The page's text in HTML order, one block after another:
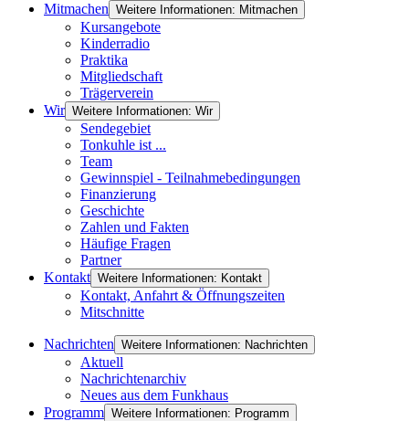
Mitmachen Weitere Informationen: Mitmachen
Kursangebote
Kinderradio
Praktika
Mitgliedschaft
Trägerverein
Wir Weitere Informationen: Wir
Sendegebiet
Tonkuhle ist ...
Team
Gewinnspiel - Teilnahmebedingungen
Finanzierung
Geschichte
Zahlen und Fakten
Häufige Fragen
Partner
Kontakt Weitere Informationen: Kontakt
Kontakt, Anfahrt & Öffnungszeiten
Mitschnitte
Nachrichten Weitere Informationen: Nachrichten
Aktuell
Nachrichtenarchiv
Neues aus dem Funkhaus
Programm Weitere Informationen: Programm